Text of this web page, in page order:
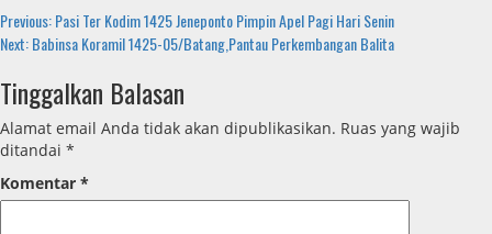
Continue
Reading
Previous:Pasi Ter Kodim 1425 Jeneponto Pimpin Apel Pagi Hari Senin
Next:Babinsa Koramil 1425-05/Batang,Pantau Perkembangan Balita
Tinggalkan Balasan
Alamat email Anda tidak akan dipublikasikan. Ruas yang wajib
ditandai *
Komentar *